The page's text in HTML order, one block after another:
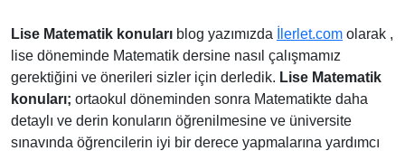
Lise Matematik konuları blog yazımızda İlerlet.com olarak ,
lise döneminde Matematik dersine nasıl çalışmamız
gerektiğini ve önerileri sizler için derledik. Lise Matematik
konuları; ortaokul döneminden sonra Matematikte daha
detaylı ve derin konuların öğrenilmesine ve üniversite
sınavında öğrencilerin iyi bir derece yapmalarına yardımcı